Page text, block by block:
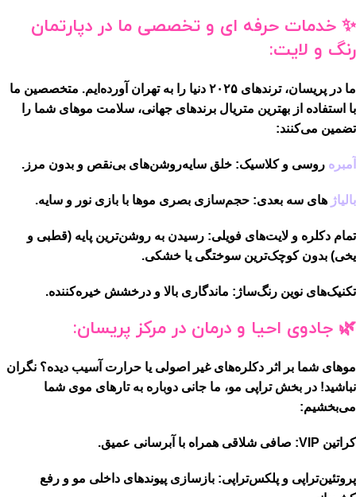
✨ خدمات حرفه ای و تخصصی ما در دپارتمان
رنگ و لایت:
ما در پریسان، ترندهای ۲۰۲۵ دنیا را به تهران آورده‌ایم. متخصصین ما
با استفاده از بهترین متریال برندهای جهانی، سلامت موهای شما را
تضمین می‌کنند:
آمبره روسی و کلاسیک: خلق سایه‌روشن‌های بی‌نقص و بدون مرز.
بالیاژ های سه بعدی: حجم‌سازی بصری موها با بازی نور و سایه.
تمام دکلره و لایت‌های فویلی: رسیدن به روشن‌ترین پایه (قطبی و
یخی) بدون کوچک‌ترین سوختگی یا خشکی.
تکنیک‌های نوین رنگ‌ساژ: ماندگاری بالا و درخشش خیره‌کننده.
🌿 جادوی احیا و درمان در مرکز پریسان:
موهای شما بر اثر دکلره‌های غیر اصولی یا حرارت آسیب دیده؟ نگران
نباشید! در بخشتراپی مو، ما جانی دوباره به تارهای موی شما
می‌بخشیم:
کراتین VIP: صافی شلاقی همراه با آبرسانی عمیق.
پروتئین‌تراپی و پلکس‌تراپی: بازسازی پیوندهای داخلی مو و رفع